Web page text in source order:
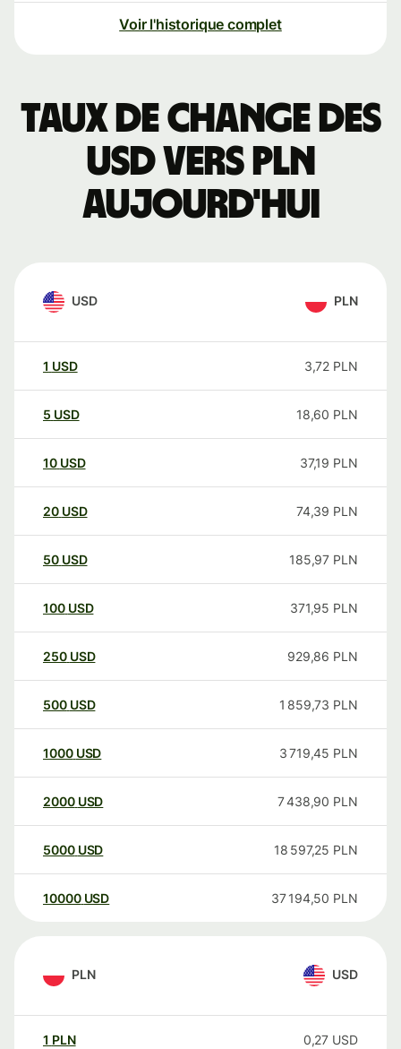
Voir l'historique complet
Taux de change des
USD vers PLN
aujourd'hui
USD PLN
1 USD 3,72 PLN
5 USD 18,60 PLN
10 USD 37,19 PLN
20 USD 74,39 PLN
50 USD 185,97 PLN
100 USD 371,95 PLN
250 USD 929,86 PLN
500 USD 1 859,73 PLN
1000 USD 3 719,45 PLN
2000 USD 7 438,90 PLN
5000 USD 18 597,25 PLN
10000 USD 37 194,50 PLN
PLN USD
1 PLN 0,27 USD